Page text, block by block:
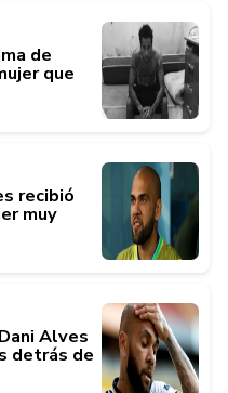
de
que
recibió
muy
Alves
detrás de